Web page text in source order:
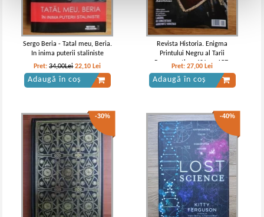
Sergo Beria - Tatal meu, Beria.
In inima puterii staliniste
Pret:34,00Lei 22,10 Lei
Adaugă în coș
Revista Historia. Enigma
Printului Negru al Tarii
Romanesti, an XV, nr. 157,
februarie 2015
Pret:27,00 Lei
Adaugă în coș
-30% -40%